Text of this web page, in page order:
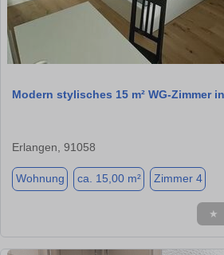
Modern stylisches 15 m² WG-Zimmer
Erlangen, 91058
Wohnung ca. 15,00 m² Zimmer 4
★